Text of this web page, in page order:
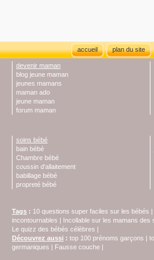
accueil plan du site
devenir maman
blog jeune maman
jeunes mamans
maman ado
jeune maman
forum maman
soins bébé
bain bébé
Chambre bébé
coussin d'allaitement
babillage bébé
propreté bébé
Tags : 10 questions super faciles sur les bébés |
incontournables | Incollable sur les mamans des
Le quizz des bébés célèbres |
Découvrez aussi : top 100 prénoms garçons |
germaniques | Fausse couche |